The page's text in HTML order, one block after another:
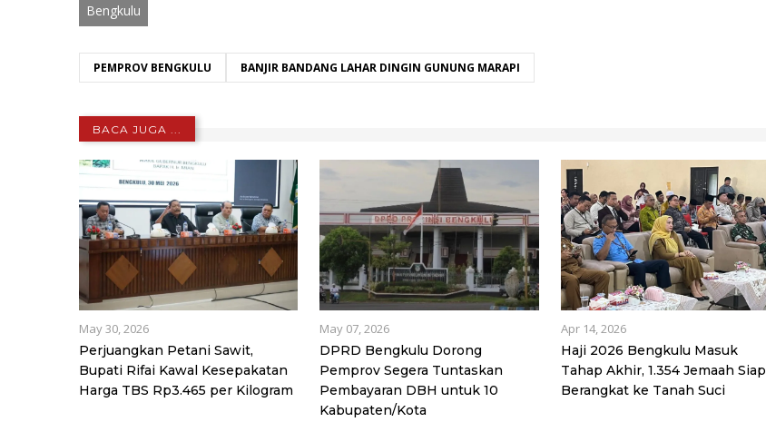
Bengkulu
PEMPROV BENGKULU BANJIR BANDANG LAHAR DINGIN GUNUNG MARAPI
BACA JUGA ...
May 30, 2026
Perjuangkan Petani Sawit,
Bupati Rifai Kawal Kesepakatan
Harga TBS Rp3.465 per Kilogram
May 07, 2026
DPRD Bengkulu Dorong
Pemprov Segera Tuntaskan
Pembayaran DBH untuk 10
Kabupaten/Kota
Apr 14, 2026
Haji 2026 Bengkulu Masuk
Tahap Akhir, 1.354 Jemaah Siap
Berangkat ke Tanah Suci